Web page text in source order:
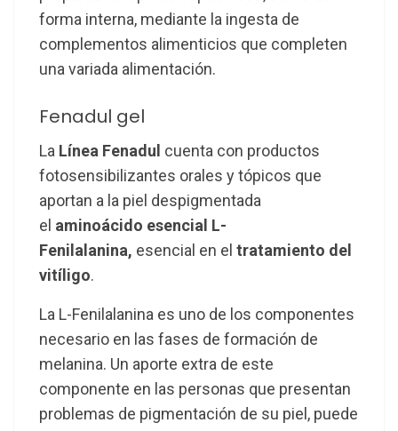
forma interna, mediante la ingesta de
complementos alimenticios que completen
una variada alimentación.
Fenadul gel
La Línea Fenadul cuenta con productos
fotosensibilizantes orales y tópicos que
aportan a la piel despigmentada
el aminoácido esencial L-
Fenilalanina, esencial en el tratamiento del
vitíligo.
La L-Fenilalanina es uno de los componentes
necesario en las fases de formación de
melanina. Un aporte extra de este
componente en las personas que presentan
problemas de pigmentación de su piel, puede